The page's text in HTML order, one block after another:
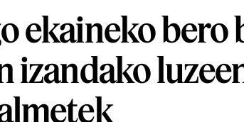
ekaineko bero
izandako